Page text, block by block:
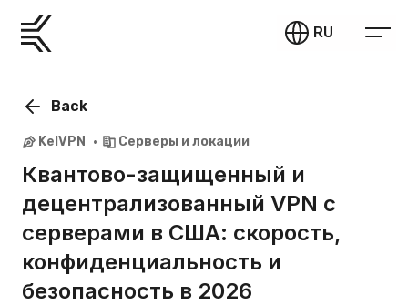
RU
Back
KelVPN Серверы и локации
Квантово-защищенный и
децентрализованный VPN с
серверами в США: скорость,
конфиденциальность и
безопасность в 2026